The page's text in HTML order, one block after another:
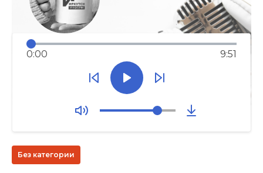
0:00 9:51
Без категории